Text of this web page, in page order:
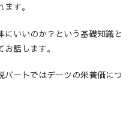
す。
いいのか？という基礎知識と
話します。
ートではデーツの栄養価につ